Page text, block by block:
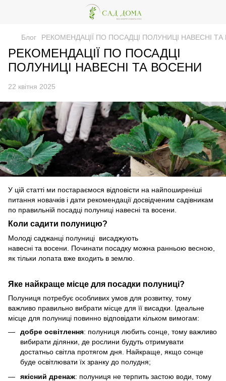
Блог РЕКОМЕНДАЦІЇ ПО ПОСАДЦІ ПОЛУНИЦІ НАВЕСНІ
РЕКОМЕНДАЦІЇ ПО ПОСАДЦІ
ПОЛУНИЦІ НАВЕСНІ ТА ВОСЕНИ
22 квітня 2025
У цій статті ми постараємося відповісти на найпоширеніші
питання новачків і дати рекомендації досвідченим садівникам
по правильній посадці полуниці навесні та восени.
Коли садити полуницю?
Молоді саджанці полуниці висаджують
навесні та восени. Починати посадку можна ранньою весною,
як тільки лопата вже входить в землю.
Яке найкраще місце для посадки полуниці?
Полуниця потребує особливих умов для розвитку, тому
важливо правильно вибрати місце для її висадки. Ідеальне
місце для полуниці повинно відповідати кільком вимогам:
добре освітлення: полуниця любить сонце, тому важливо
вибирати ділянки, де рослини будуть отримувати
достатньо світла протягом дня. Найкраще, якщо сонце
буде освітлювати їх зранку до полудня;
якісний дренаж: полуниця не терпить застою води, тому